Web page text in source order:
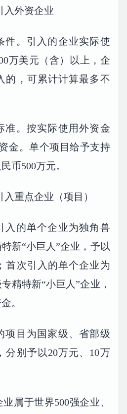
入外资企业
件。引入的企业实际使
万美元（含）以上，企
的，可累计计算最多不
准。按实际使用外资金
金。单个项目给予支持
币500万元。
重点企业（项目）
入的单个企业为独角兽
新“小巨人”企业，予以
首次引入的单个企业为
精特新“小巨人”企业，
。
项目为国家级、省部级
分别予以20万元、10万
业属于世界500强企业、